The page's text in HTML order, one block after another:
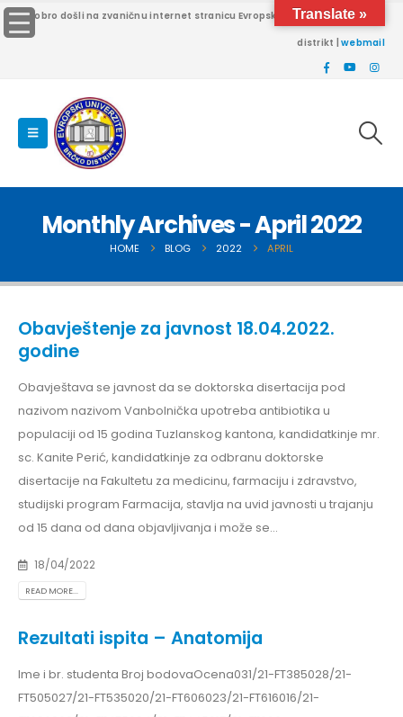
Dobro došli na zvaničnu internet stranicu Evropskog univerziteta Brčko
distrikt |webmail
Monthly Archives - April 2022
HOME BLOG 2022 APRIL
Obavještenje za javnost 18.04.2022.
godine
Obavještava se javnost da se doktorska disertacija pod
nazivom nazivom Vanbolnička upotreba antibiotika u
populaciji od 15 godina Tuzlanskog kantona, kandidatkinje mr.
sc. Kanite Perić, kandidatkinje za odbranu doktorske
disertacije na Fakultetu za medicinu, farmaciju i zdravstvo,
studijski program Farmacija, stavlja na uvid javnosti u trajanju
od 15 dana od dana objavljivanja i može se...
18/04/2022
READ MORE...
Rezultati ispita – Anatomija
Ime i br. studenta Broj bodovaOcena031/21-FT385028/21-
FT505027/21-FT535020/21-FT606023/21-FT616016/21-
Translate »